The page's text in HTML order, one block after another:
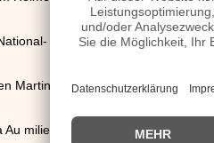
und Universitätsbibliothek
Martin Brendel und dem
Au milieu des sollicitudes über